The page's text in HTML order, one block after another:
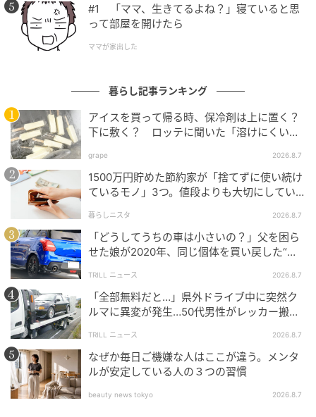
るのが、ウィッグの質の高さだ。人気商品は、つむじ
周りの気になる部分を根本から自然につくる「オーダ
ーメイド・ウィッグ」。20万円弱からの価格帯だが、
「実は、せっかく新しいウィッグをつけてきたのにお
友達に気づいてもらえなくて、なんて話を聞くことが
あります。誰も何も言ってくれないので、自分のほう
から明かしちゃった、とか」
自分からウィッグについて語る女性が多いのだ、と川
﨑さんは微笑む。しかも、それを聞いた周囲の反応
は、「へえ、素敵ね」「どこで買えるの？」だったり
するのだそうだ。
「初めてお会いした人とでも、そういう会話は普通に
起きるそうです。お友達同士、揃ってウィッグの試着
に見える方もいらっしゃいます」
女性向けマーケットの大きさを知っていたのは、創業
者だった。実はもともと女性用ウィッグを扱う会社で
働いていたという。男性の髪の悩みの強さから、男性
#1 「ママ、生きてるよね？」寝ていると思
って部屋を開けたら
ママが家出した
暮らし記事ランキング
アイスを買って帰る時、保冷剤は上に置く？
下に敷く？ ロッテに聞いた「溶けにくい持
grape 2026.8.7
1500万円貯めた節約家が「捨てずに使い続け
ているモノ」3つ。値段よりも大切にしてい
暮らしニスタ 2026.8.7
「どうしてうちの車は小さいの？」父を困ら
せた娘が2020年、同じ個体を買い戻した“意
TRILL ニュース 2026.8.7
「全部無料だと…」県外ドライブ中に突然ク
ルマに異変が発生…50代男性がレッカー搬送
TRILL ニュース 2026.8.7
なぜか毎日ご機嫌な人はここが違う。メンタ
ルが安定している人の３つの習慣
beauty news tokyo 2026.8.7